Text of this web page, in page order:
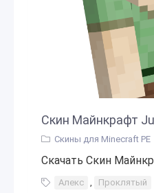
Скин Майнкрафт
Скины для Minecraft PE
Скачать Скин
Алекс , Проклятый